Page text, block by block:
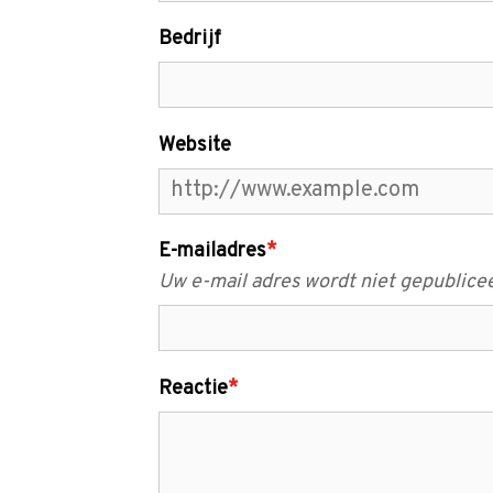
Bedrijf
Website
E-mailadres*
Uw e-mail adres wordt niet
Reactie*